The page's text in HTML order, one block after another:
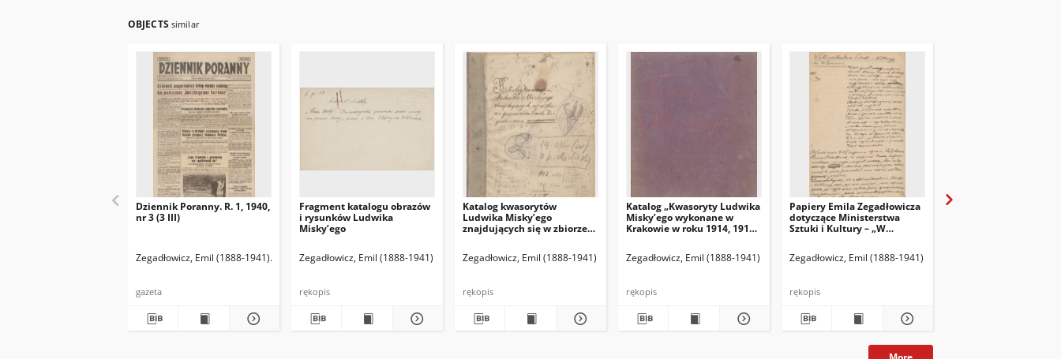
OBJECTS similar
Dziennik Poranny. R. 1, 1940,
nr 3 (3 III)
Zegadłowicz, Emil (1888-1941) Reischer Leopold (red. naczelny) Hamann Bruno. Red. odpowiedzialny
gazeta
Fragment katalogu obrazów
i rysunków Ludwika
Misky’ego
Zegadłowicz, Emil (1888-1941)
rękopis
Katalog kwasorytów
Ludwika Misky’ego
znajdujących się w zbiorze
Zegadłowicz, Emil (1888-1941)
rękopis
Katalog „Kwasoryty Ludwika
Misky’ego wykonane w
Krakowie w roku 1914, 1915,
Zegadłowicz, Emil (1888-1941)
rękopis
Papiery Emila Zegadłowicza
dotyczące Ministerstwa
Sztuki i Kultury – „W
Zegadłowicz, Emil (1888-1941)
rękopis